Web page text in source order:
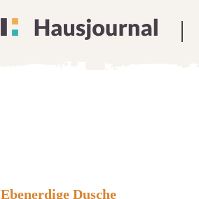
Ebenerdige Dusche